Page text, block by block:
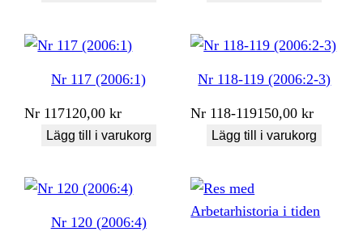
Nr 117 (2006:1)
Nr 117120,00kr
Lägg till i varukorg
Nr 118-119 (2006:2-3)
Nr 118-119150,00kr
Lägg till i varukorg
Nr 120 (2006:4)